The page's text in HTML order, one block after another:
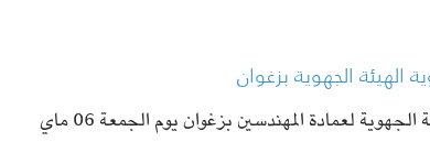
الهيئة الجهوية بزغوان
تنعقد الجلسة العامة الانتخابية للهيئة الجهوية لعمادة المهندسين بزغوان يوم الجمعة 06 ماي